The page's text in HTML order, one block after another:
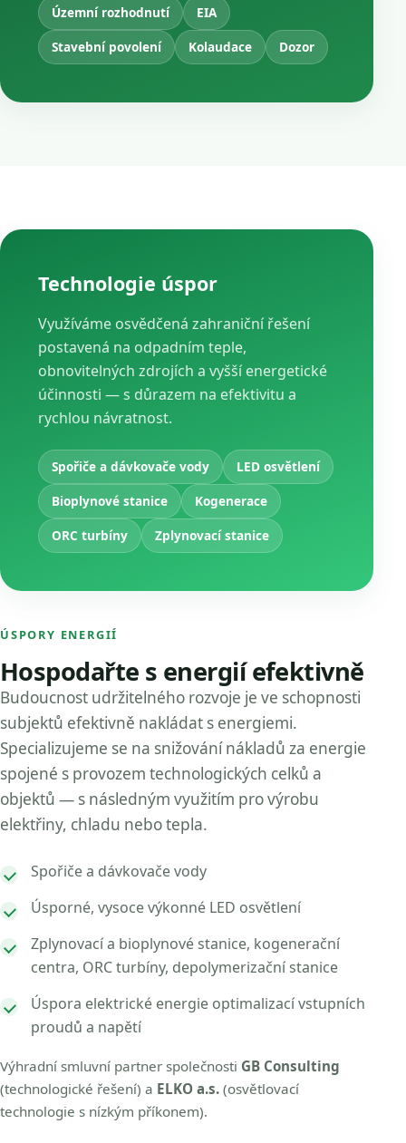
Územní rozhodnutí
EIA
Stavební povolení
Kolaudace Dozor
Technologie úspor
Využíváme osvědčená zahraniční řešení
postavená na odpadním teple,
obnovitelných zdrojích a vyšší energetické
účinnosti — s důrazem na efektivitu a
rychlou návratnost.
Spořiče a dávkovače vody
LED osvětlení
Bioplynové stanice
Kogenerace
ORC turbíny
Zplynovací stanice
ÚSPORY ENERGIÍ
Hospodařte s energií efektivně
Budoucnost udržitelného rozvoje je ve schopnosti
subjektů efektivně nakládat s energiemi.
Specializujeme se na snižování nákladů za energie
spojené s provozem technologických celků a
objektů — s následným využitím pro výrobu
elektřiny, chladu nebo tepla.
Spořiče a dávkovače vody
Úsporné, vysoce výkonné LED osvětlení
Zplynovací a bioplynové stanice, kogenerační
centra, ORC turbíny, depolymerizační stanice
Úspora elektrické energie optimalizací vstupních
proudů a napětí
Výhradní smluvní partner společnosti GB Consulting
(technologické řešení) a ELKO a.s. (osvětlovací
technologie s nízkým příkonem).